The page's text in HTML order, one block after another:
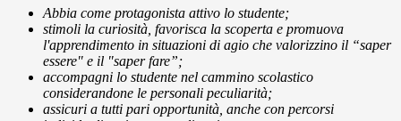
Abbia come protagonista attivo lo studente;
stimoli la curiosità, favorisca la scoperta e promuova
l'apprendimento in situazioni di agio che valorizzino il “saper
essere" e il "saper fare”;
accompagni lo studente nel cammino scolastico
considerandone le personali peculiarità;
assicuri a tutti pari opportunità, anche con percorsi